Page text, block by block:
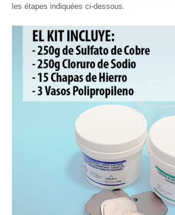
les étapes indiquées ci-dessous.